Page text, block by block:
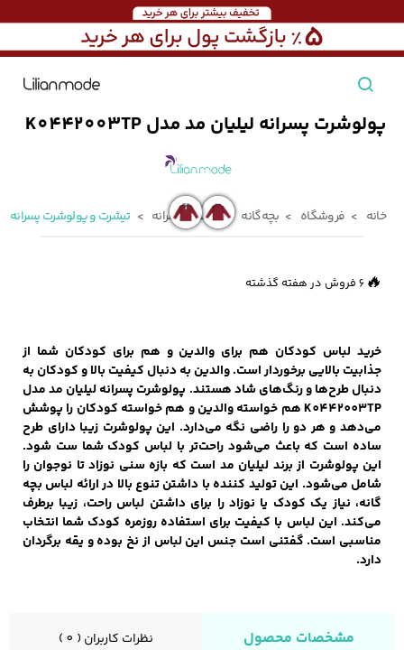
تجهیزات سفر
زیبایی و سلامت
خانه و آشپزخانه
مشاهده همه محصولات
تیشرت مردانه پیراهن مردانه پولوشرت مردانه
جوراب مردانه کت مردانه کاپشن و پافر مردانه
شلوارک مردانه ژاکت و پلیور مردانه شلوار کتان مردانه
پولوشرت پسرانه لیلیان مد مدل K0442003TP
خانه فروشگاه بچه‌گانه پوشاک پسرانه تیشرت و پولوشرت پسرانه
خرید لباس کودکان هم برای والدین و هم برای کودکان شما از
جذابیت بالایی برخوردار است. والدین به دنبال کیفیت بالا و کودکان به
دنبال طرح‌ها و رنگ‌های شاد هستند. پولوشرت پسرانه لیلیان مد مدل
K0442003TP هم خواسته والدین و هم خواسته کودکان را پوشش
می‌دهد و هر دو را راضی نگه می‌دارد. این پولوشرت زیبا دارای طرح
ساده است که باعث می‌شود راحت‌تر با لباس کودک شما ست شود.
این پولوشرت از برند لیلیان مد است که بازه سنی نوزاد تا نوجوان را
شامل می‌شود. این تولید کننده با داشتن تنوع بالا در ارائه لباس بچه
گانه، نیاز یک کودک یا نوزاد را برای داشتن لباس راحت، زیبا برطرف
می‌کند. این لباس با کیفیت برای استفاده روزمره کودک شما انتخاب
مناسبی است. گفتنی است جنس این لباس از نخ بوده و یقه برگردان
دارد.
🔥 6 فروش در هفته گذشته
مشخصات محصول نظرات کاربران ( 0 )